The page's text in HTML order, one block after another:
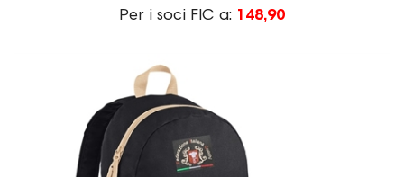
Per i soci FIC a: 148,90